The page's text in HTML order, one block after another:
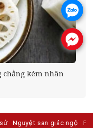
chẳng kém nhân
Nguyệt san giác ngộ
.
.